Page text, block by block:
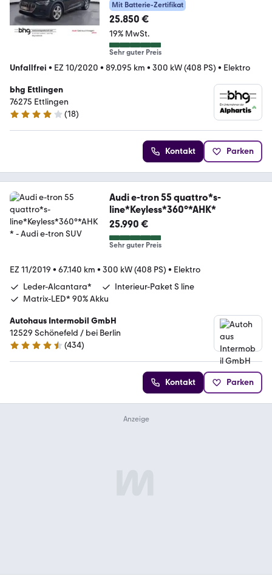
Mit Batterie-Zertifikat
25.850 €
19% MwSt.
Sehr guter Preis
Unfallfrei • EZ 10/2020 • 89.095 km • 300 kW (408 PS) • Elektro
bhg Ettlingen
76275 Ettlingen
4.1 Sterne
(18)
Kontakt Parken
Audi e-tron 55 quattro*s-
line*Keyless*360°*AHK*
25.990 €
Sehr guter Preis
EZ 11/2019 • 67.140 km • 300 kW (408 PS) • Elektro
Leder-Alcantara*
Interieur-Paket S line
Matrix-LED* 90% Akku
Autohaus Intermobil GmbH
12529 Schönefeld / bei Berlin
4.5 Sterne
(434)
Kontakt Parken